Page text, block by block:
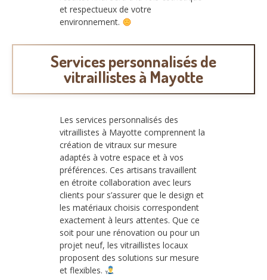
et respectueux de votre
environnement.
Services personnalisés de
vitraillistes à Mayotte
Les services personnalisés des
vitraillistes à Mayotte comprennent la
création de vitraux sur mesure
adaptés à votre espace et à vos
préférences. Ces artisans travaillent
en étroite collaboration avec leurs
clients pour s’assurer que le design et
les matériaux choisis correspondent
exactement à leurs attentes. Que ce
soit pour une rénovation ou pour un
projet neuf, les vitraillistes locaux
proposent des solutions sur mesure
et flexibles.